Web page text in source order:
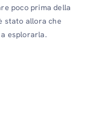
poco prima della
stato allora che
esplorarla.